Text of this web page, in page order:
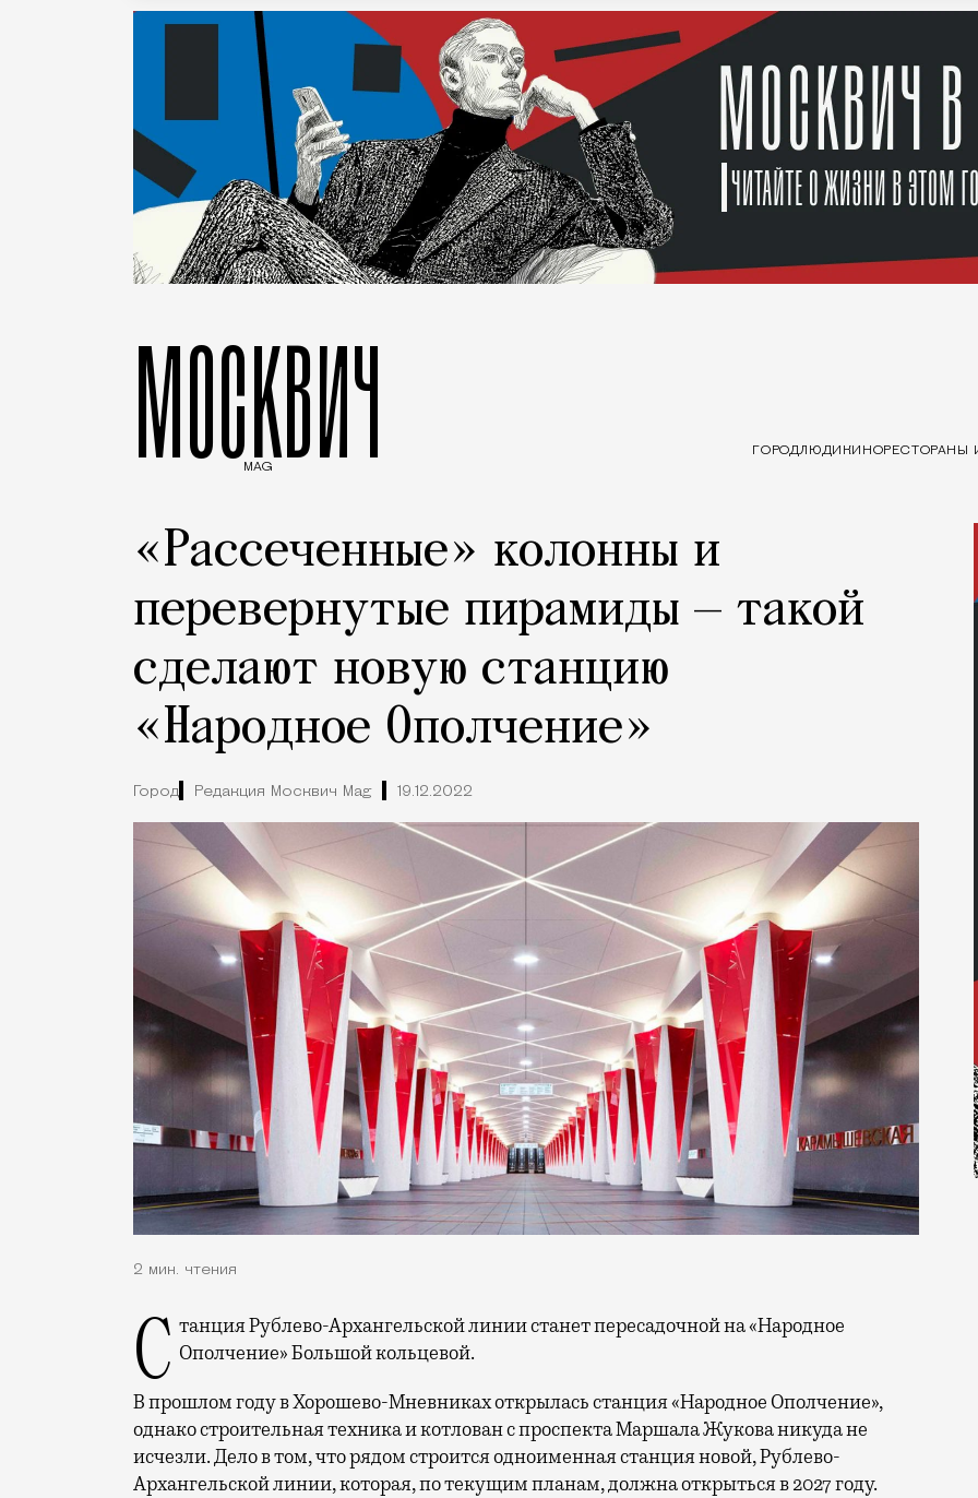
МОСКВИЧ
MAG
ГОРОДЛЮДИ КИНОРЕСТОРАНЫ
«Рассеченные» колонны и
перевернутые пирамиды — такой
сделают новую станцию
«Народное Ополчение»
Город Редакция Москвич Mag 19.12.2022
2 мин. чтения
Станция Рублево-Архангельской линии станет пересадочной на «Народное Ополчение» Большой кольцевой.
В прошлом году в Хорошево-Мневниках открылась станция «Народное Ополчение»,
однако строительная техника и котлован с проспекта Маршала Жукова никуда не
исчезли. Дело в том, что рядом строится одноименная станция новой, Рублево-
Архангельской линии, которая, по текущим планам, должна открыться в 2027 году.